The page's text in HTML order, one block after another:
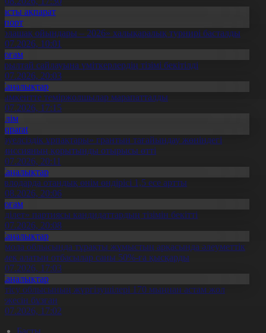
ақпарат
ойындары – 2026» халықаралық турнирі басталды
10:01
сайлауына үміткерлердің тізімі бекітілді
20:03
теміржолшылар марапатталды
17:15
ұрпақтары» грантын тағайындау жөніндегі
қорытынды отырысы өтті
20:11
отандық өнім өндірісі 1,5 есе артты
20:06
партиясы кандидаттардың тізімін бекітті
20:08
облысында тұрақты жұмыстың арқасында әлеуметтік
алатын отбасылар саны 50%-ға қысқарды
17:03
облысының жүргізушілері 170 мыңнан астам жол
бұзған
17:02
Басты